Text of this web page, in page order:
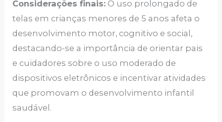
Considerações finais: O uso prolongado de
telas em crianças menores de 5 anos afeta o
desenvolvimento motor, cognitivo e social,
destacando-se a importância de orientar pais
e cuidadores sobre o uso moderado de
dispositivos eletrônicos e incentivar atividades
que promovam o desenvolvimento infantil
saudável.